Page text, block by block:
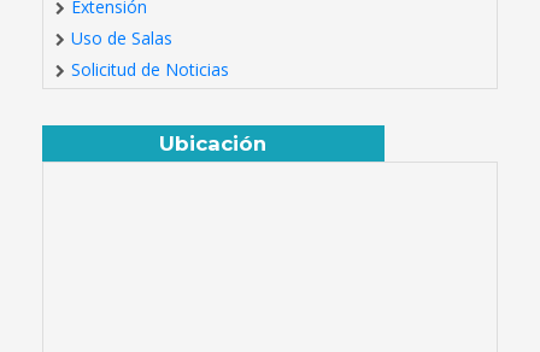
Extensión
Uso de Salas
Solicitud de Noticias
Ubicación